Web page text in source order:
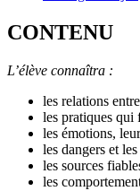
CONTENU
L’élève connaîtra :
les relations
les pratiques qui
les émotions,
les dangers et
les sources
les